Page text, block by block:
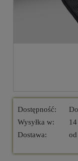
Dostępność:
Wysyłka w:
Dostawa:
od
Cena nie zawiera